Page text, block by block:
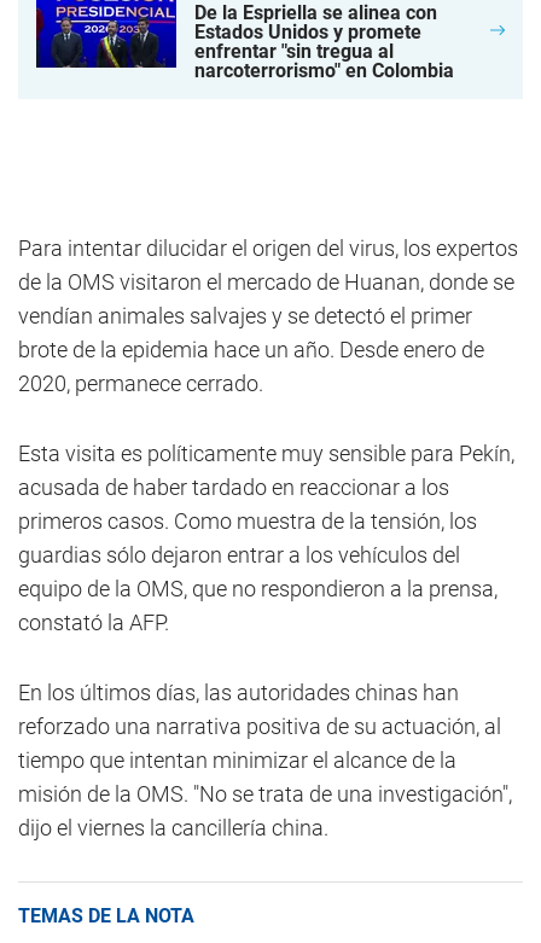
De la Espriella se alinea con
Estados Unidos y promete
enfrentar "sin tregua al
narcoterrorismo" en Colombia
Para intentar dilucidar el origen del virus, los expertos
de la OMS visitaron el mercado de Huanan, donde se
vendían animales salvajes y se detectó el primer
brote de la epidemia hace un año. Desde enero de
2020, permanece cerrado.
Esta visita es políticamente muy sensible para Pekín,
acusada de haber tardado en reaccionar a los
primeros casos. Como muestra de la tensión, los
guardias sólo dejaron entrar a los vehículos del
equipo de la OMS, que no respondieron a la prensa,
constató la AFP.
En los últimos días, las autoridades chinas han
reforzado una narrativa positiva de su actuación, al
tiempo que intentan minimizar el alcance de la
misión de la OMS. "No se trata de una investigación",
dijo el viernes la cancillería china.
TEMAS DE LA NOTA